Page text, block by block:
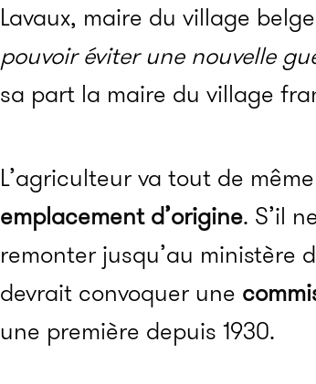
Lavaux, maire du village
pouvoir éviter une nouvelle
sa part la maire du village
L’agriculteur va tout de
emplacement d’origine. S’il
remonter jusqu’au ministère
devrait convoquer une
une première depuis 1930.